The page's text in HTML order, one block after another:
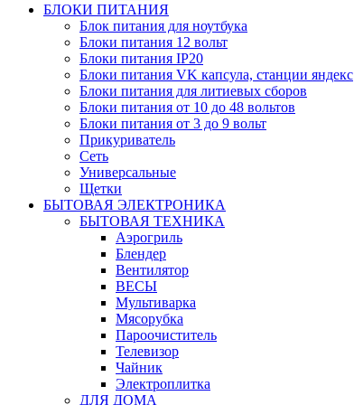
БЛОКИ ПИТАНИЯ
Блок питания для ноутбука
Блоки питания 12 вольт
Блоки питания IP20
Блоки питания VK капсула, станции яндекс
Блоки питания для литиевых сборов
Блоки питания от 10 до 48 вольтов
Блоки питания от 3 до 9 вольт
Прикуриватель
Сеть
Универсальные
Щетки
БЫТОВАЯ ЭЛЕКТРОНИКА
БЫТОВАЯ ТЕХНИКА
Аэрогриль
Блендер
Вентилятор
ВЕСЫ
Мультиварка
Мясорубка
Пароочиститель
Телевизор
Чайник
Электроплитка
ДЛЯ ДОМА